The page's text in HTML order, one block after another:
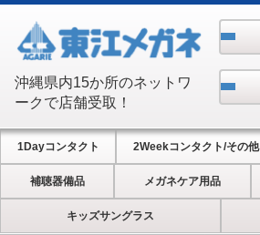
沖縄県内15か所のネットワ
ークで店舗受取！
1Dayコンタクト 2Weekコンタクト/その他
補聴器備品 メガネケア用品
キッズサングラス